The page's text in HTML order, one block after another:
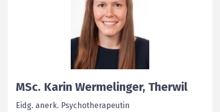
MSc. Karin Wermelinger, Therwil
Eidg. anerk. Psychotherapeutin